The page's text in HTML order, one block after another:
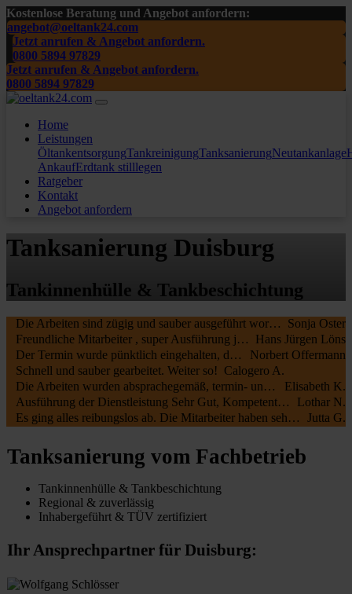
Kostenlose Beratung und Angebot anfordern:
angebot@oeltank24.com
Jetzt anrufen & Angebot anfordern.
0800 5894 97829
Jetzt anrufen & Angebot anfordern.
0800 5894 97829
Home
Leistungen
ÖltankentsorgungTankreinigungTanksanierungNeutankanlage
AnkaufErdtank stilllegen
Ratgeber
Kontakt
Angebot anfordern
Tanksanierung Duisburg
Tankinnenhülle & Tankbeschichtung
Sonja Oster
Die Arbeiten sind zügig und sauber ausgeführt worden, wir waren sehr zufrieden. Die MA waren freundlich , nochmal ein Danke schön an die beiden.
Hans Jürgen Löns
Freundliche Mitarbeiter , super Ausführung jederzeit zu empfehlen
Norbert Offermann
Der Termin wurde pünktlich eingehalten, die Mitarbeiter waren kundenfreundlich und haben alles gut erledigt. Die Rechnung entsprach dem Auftrag.
Calogero A.
Schnell und sauber gearbeitet. Weiter so!
Elisabeth K.
Die Arbeiten wurden absprachegemäß, termin- und fachgerecht zu unserer vollsten Zufriedenheit durchgeführt. Sehr freundliche Kommunikation sowohl mit Öltank24 als auch mit der Fa. Botec
Lothar N.
Ausführung der Dienstleistung Sehr Gut, Kompetente Mitarbeiter, Sehr Freundliches Personal
Jutta G.
Es ging alles reibungslos ab. Die Mitarbeiter haben sehr schnell und sauber gearbeitet.
Tanksanierung vom Fachbetrieb
Tankinnenhülle & Tankbeschichtung
Regional & zuverlässig
Inhabergeführt & TÜV zertifiziert
Ihr Ansprechpartner für Duisburg: